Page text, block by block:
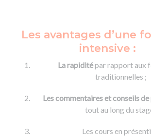
Les avantages d’une
intensive :
La rapiditépar rapport aux
traditionnelles ;
Les commentaires et conseils
tout au long du
Les cours en